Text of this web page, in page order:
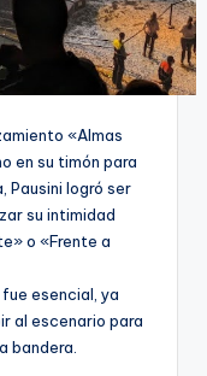
«Almas
en su timón para
Pausini logró ser
su intimidad
o «Frente a
esencial, ya
al escenario para
bandera.